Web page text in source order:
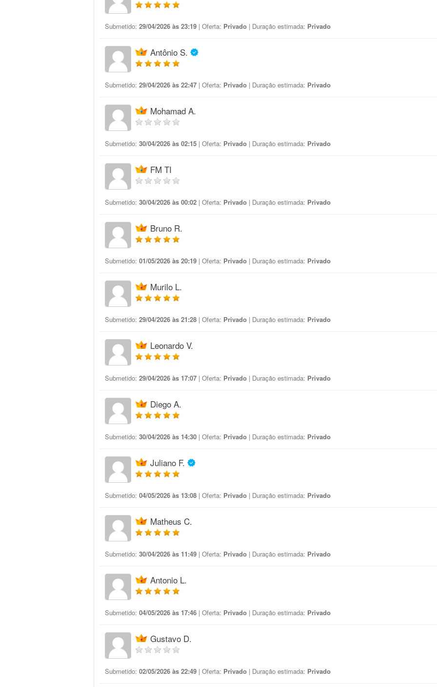
Submetido: 29/04/2026 às 23:19 | Oferta: Privado | Duração estimada: Privado
Antônio S.
Submetido: 29/04/2026 às 22:47 | Oferta: Privado | Duração estimada: Privado
Mohamad A.
Submetido: 30/04/2026 às 02:15 | Oferta: Privado | Duração estimada: Privado
FM TI
Submetido: 30/04/2026 às 00:02 | Oferta: Privado | Duração estimada: Privado
Bruno R.
Submetido: 01/05/2026 às 20:19 | Oferta: Privado | Duração estimada: Privado
Murilo L.
Submetido: 29/04/2026 às 21:28 | Oferta: Privado | Duração estimada: Privado
Leonardo V.
Submetido: 29/04/2026 às 17:07 | Oferta: Privado | Duração estimada: Privado
Diego A.
Submetido: 30/04/2026 às 14:30 | Oferta: Privado | Duração estimada: Privado
Juliano F.
Submetido: 04/05/2026 às 13:08 | Oferta: Privado | Duração estimada: Privado
Matheus C.
Submetido: 30/04/2026 às 11:49 | Oferta: Privado | Duração estimada: Privado
Antonio L.
Submetido: 04/05/2026 às 17:46 | Oferta: Privado | Duração estimada: Privado
Gustavo D.
Submetido: 02/05/2026 às 22:49 | Oferta: Privado | Duração estimada: Privado